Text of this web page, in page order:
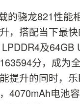
的骁龙821性能
，搭配当下最
及64GB
分，成为
提升的同时，
4070mAh电池